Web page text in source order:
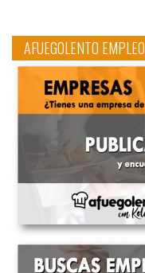
AFUEGOLENTO EMPLEO